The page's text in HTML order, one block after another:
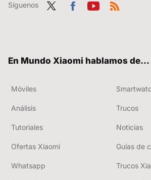
Síguenos
En Mundo Xiaomi hablamos de...
Móviles
Análisis Trucos
Tutoriales Noticias
Ofertas Xiaomi Guías de
Whatsapp Trucos